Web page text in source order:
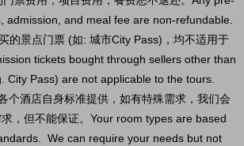
admission, and meal fee are non-refundable.
的景点门票 (如: 城市City Pass)，均不适用于
tickets bought through sellers other than
City Pass) are not applicable to the tours.
个酒店自身标准提供，如有特殊需求，我们会
，但不能保证。Your room types are based
We can require your needs but not